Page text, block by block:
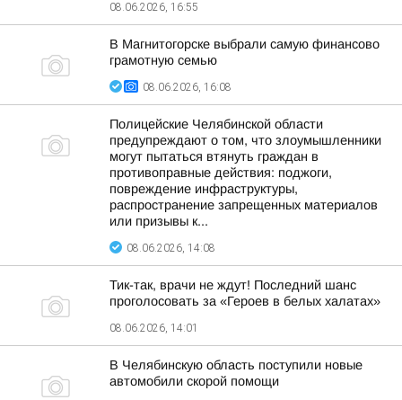
08.06.2026, 16:55
В Магнитогорске выбрали самую финансово
грамотную семью
08.06.2026, 16:08
Полицейские Челябинской области
предупреждают о том, что злоумышленники
могут пытаться втянуть граждан в
противоправные действия: поджоги,
повреждение инфраструктуры,
распространение запрещенных материалов
или призывы к...
08.06.2026, 14:08
Тик-так, врачи не ждут! Последний шанс
проголосовать за «Героев в белых халатах»
08.06.2026, 14:01
В Челябинскую область поступили новые
автомобили скорой помощи